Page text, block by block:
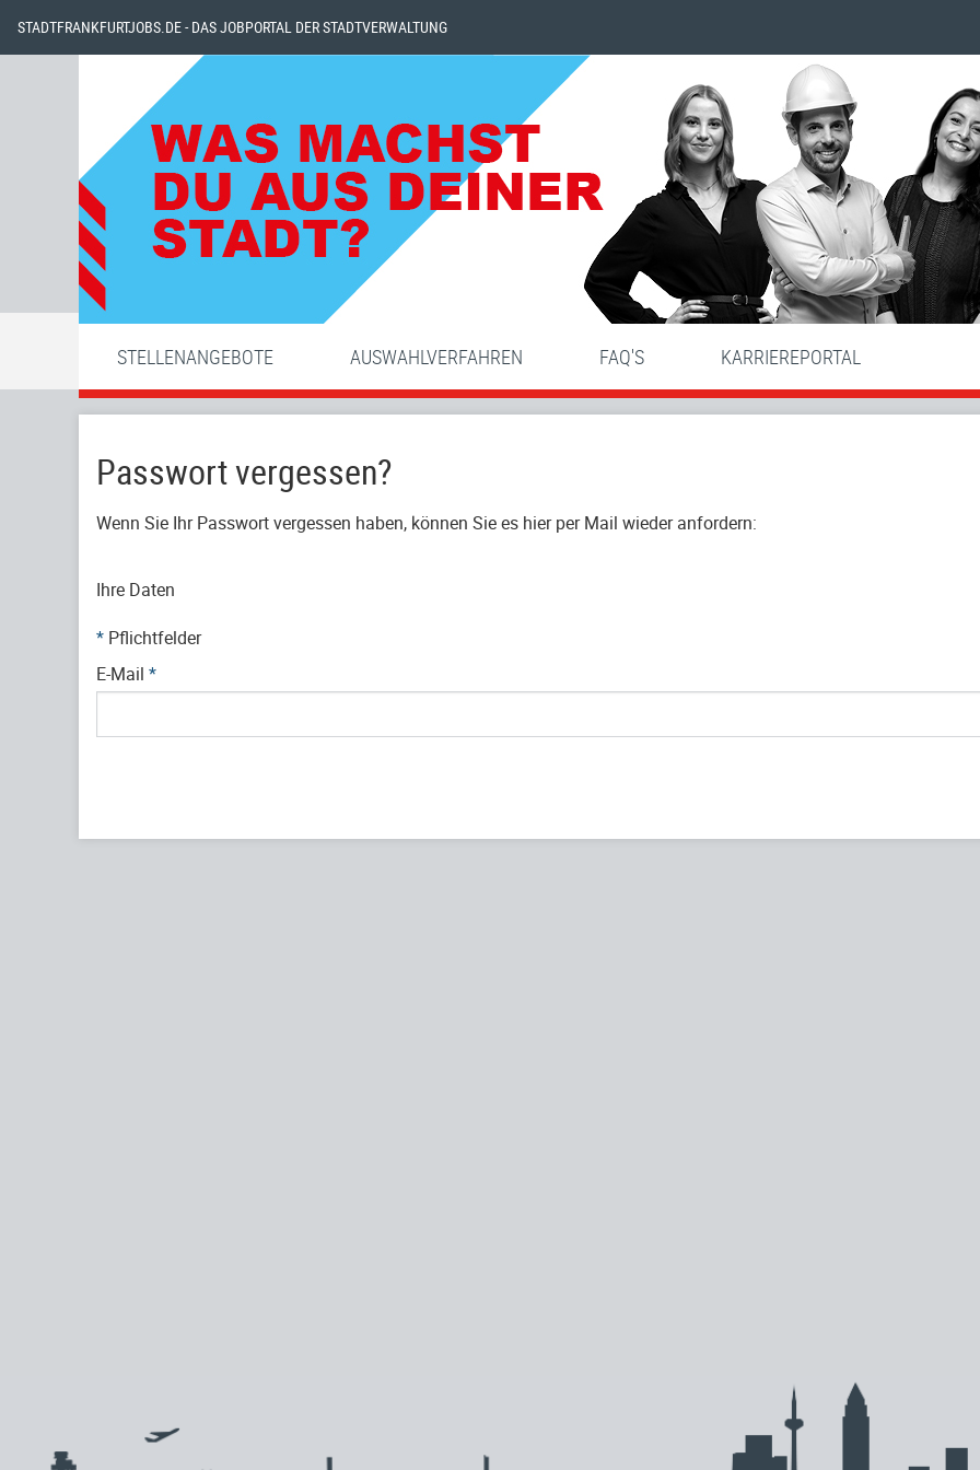
STADTFRANKFURTJOBS.DE - DAS JOBPORTAL DER STADTVERWALTUNG
STELLENANGEBOTE AUSWAHLVERFAHREN FAQ'S KARRIEREPORTAL
Passwort vergessen?
Wenn Sie Ihr Passwort vergessen haben, können Sie es hier per Mail wieder anfordern:
Ihre Daten
* Pflichtfelder
E-Mail *